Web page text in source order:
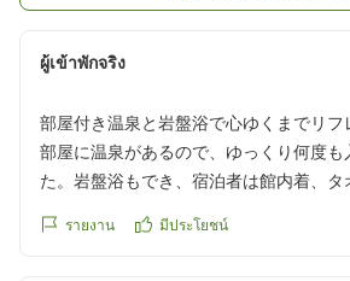
ผู้เข้าพักจริง
部屋付き温泉と岩盤浴で心ゆくまでリフ
部屋に温泉があるので、ゆっくり何度も
た。岩盤浴もでき、宿泊者は館内着、タ
事も館内のレストランで充分満足できま
รายงาน มีประโยชน์